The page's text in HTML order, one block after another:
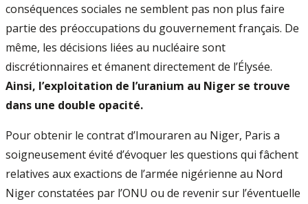
conséquences sociales ne semblent pas non plus faire
partie des préoccupations du gouvernement français. De
même, les décisions liées au nucléaire sont
discrétionnaires et émanent directement de l’Élysée.
Ainsi, l’exploitation de l’uranium au Niger se trouve
dans une double opacité.
Pour obtenir le contrat d’Imouraren au Niger, Paris a
soigneusement évité d’évoquer les questions qui fâchent
relatives aux exactions de l’armée nigérienne au Nord
Niger constatées par l’ONU ou de revenir sur l’éventuelle